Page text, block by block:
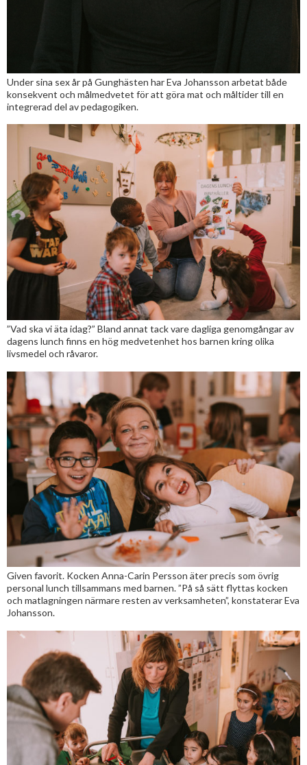
Under sina sex år på Gunghästen har Eva Johansson arbetat både
konsekvent och målmedvetet för att göra mat och måltider till en
integrerad del av pedagogiken.
”Vad ska vi äta idag?” Bland annat tack vare dagliga genomgångar av
dagens lunch finns en hög medvetenhet hos barnen kring olika
livsmedel och råvaror.
Given favorit. Kocken Anna-Carin Persson äter precis som övrig
personal lunch tillsammans med barnen. ”På så sätt flyttas kocken
och matlagningen närmare resten av verksamheten”, konstaterar Eva
Johansson.